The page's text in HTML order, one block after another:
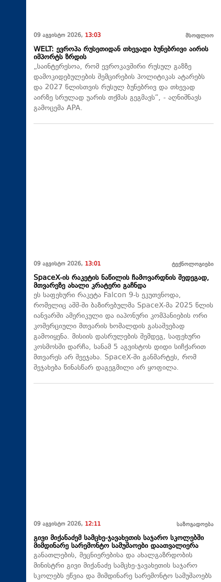
09 აგვისტო 2026, 13:03 მსოფლიო
WELT: ევროპა რუსეთიდან თხევადი ბუნებრივი აირის
იმპორტს ზრდის
„საინტერესოა, რომ ევროკავშირი რუსულ გაზზე
დამოკიდებულების შემცირების პოლიტიკას ატარებს
და 2027 წლისთვის რუსულ ბუნებრივ და თხევად
აირზე სრულად უარის თქმას გეგმავს“, - აღნიშნავს
გამოცემა APA.
09 აგვისტო 2026, 13:01 ტექნოლოგიები
SpaceX-ის რაკეტის ნაწილის ჩამოვარდნის შედეგად,
მთვარეზე ახალი კრატერი გაჩნდა
ეს საფეხური რაკეტა Falcon 9-ს ეკუთვნოდა,
რომელიც აშშ-ში ბაზირებულმა SpaceX-მა 2025 წლის
იანვარში ამერიკული და იაპონური კომპანიების ორი
კომერციული მთვარის ხომალდის გასაშვებად
გამოიყენა. მისიის დასრულების შემდეგ, საფეხური
კოსმოსში დარჩა, სანამ 5 აგვისტოს დიდი სიჩქარით
მთვარეს არ შეეჯახა.​ SpaceX-ში განმარტეს, რომ
შეჯახება წინასწარ დაგეგმილი არ ყოფილა.
09 აგვისტო 2026, 12:11 საზოგადოება
გივი მიქანაძემ სამცხე-ჯავახეთის საჯარო სკოლებში
მიმდინარე სარემონტო სამუშაოები დაათვალიერა
განათლების, მეცნიერებისა და ახალგაზრდობის
მინისტრი გივი მიქანაძე სამცხე-ჯავახეთის საჯარო
სკოლებს ეწვია და მიმდინარე სარემონტო სამუშაოებს